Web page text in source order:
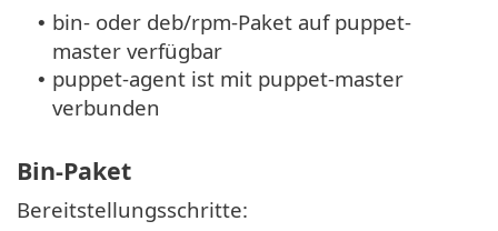
• bin- oder deb/rpm-Paket auf puppet-
master verfügbar
• puppet-agent ist mit puppet-master
verbunden
Bin-Paket
Bereitstellungsschritte: